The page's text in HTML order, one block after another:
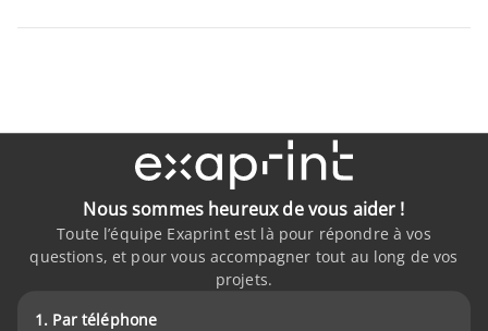
Nous sommes heureux de vous aider !
Toute l’équipe Exaprint est là pour répondre à vos
questions, et pour vous accompagner tout au long de vos
projets.
1. Par téléphone